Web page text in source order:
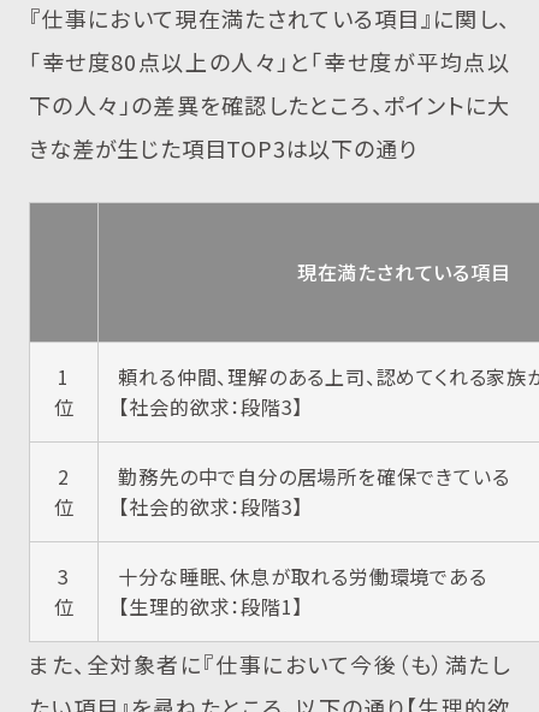
『仕事において現在満たされている項目』に関し、
「幸せ度80点以上の人々」と「幸せ度が平均点以
下の人々」の差異を確認したところ、ポイントに大
きな差が生じた項目TOP3は以下の通り
現在満たされている項目
1
位
頼れる仲間、理解のある上司、認めてくれる家族
【社会的欲求：段階3】
2
位
勤務先の中で自分の居場所を確保できている
【社会的欲求：段階3】
3
位
十分な睡眠、休息が取れる労働環境である
【生理的欲求：段階1】
また、全対象者に『仕事において今後（も）満たし